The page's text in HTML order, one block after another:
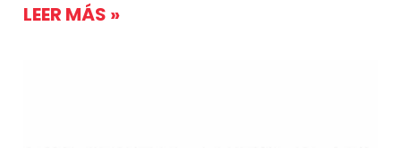
LEER MÁS »